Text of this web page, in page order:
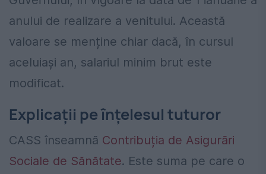
anului de realizare a venitului. Această
valoare se menține chiar dacă, în cursul
aceluiași an, salariul minim brut este
modificat.
Explicații pe înțelesul tuturor
CASS înseamnă Contribuția de Asigurări
Sociale de Sănătate. Este suma pe care o